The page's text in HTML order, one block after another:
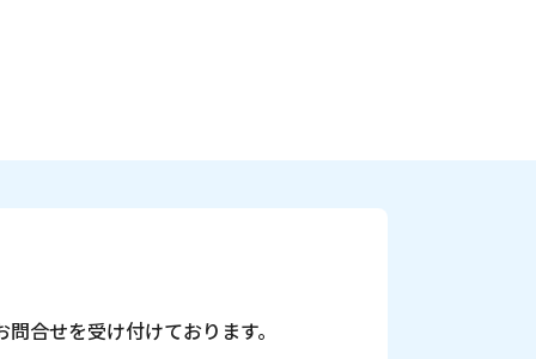
合せを受け付けております。